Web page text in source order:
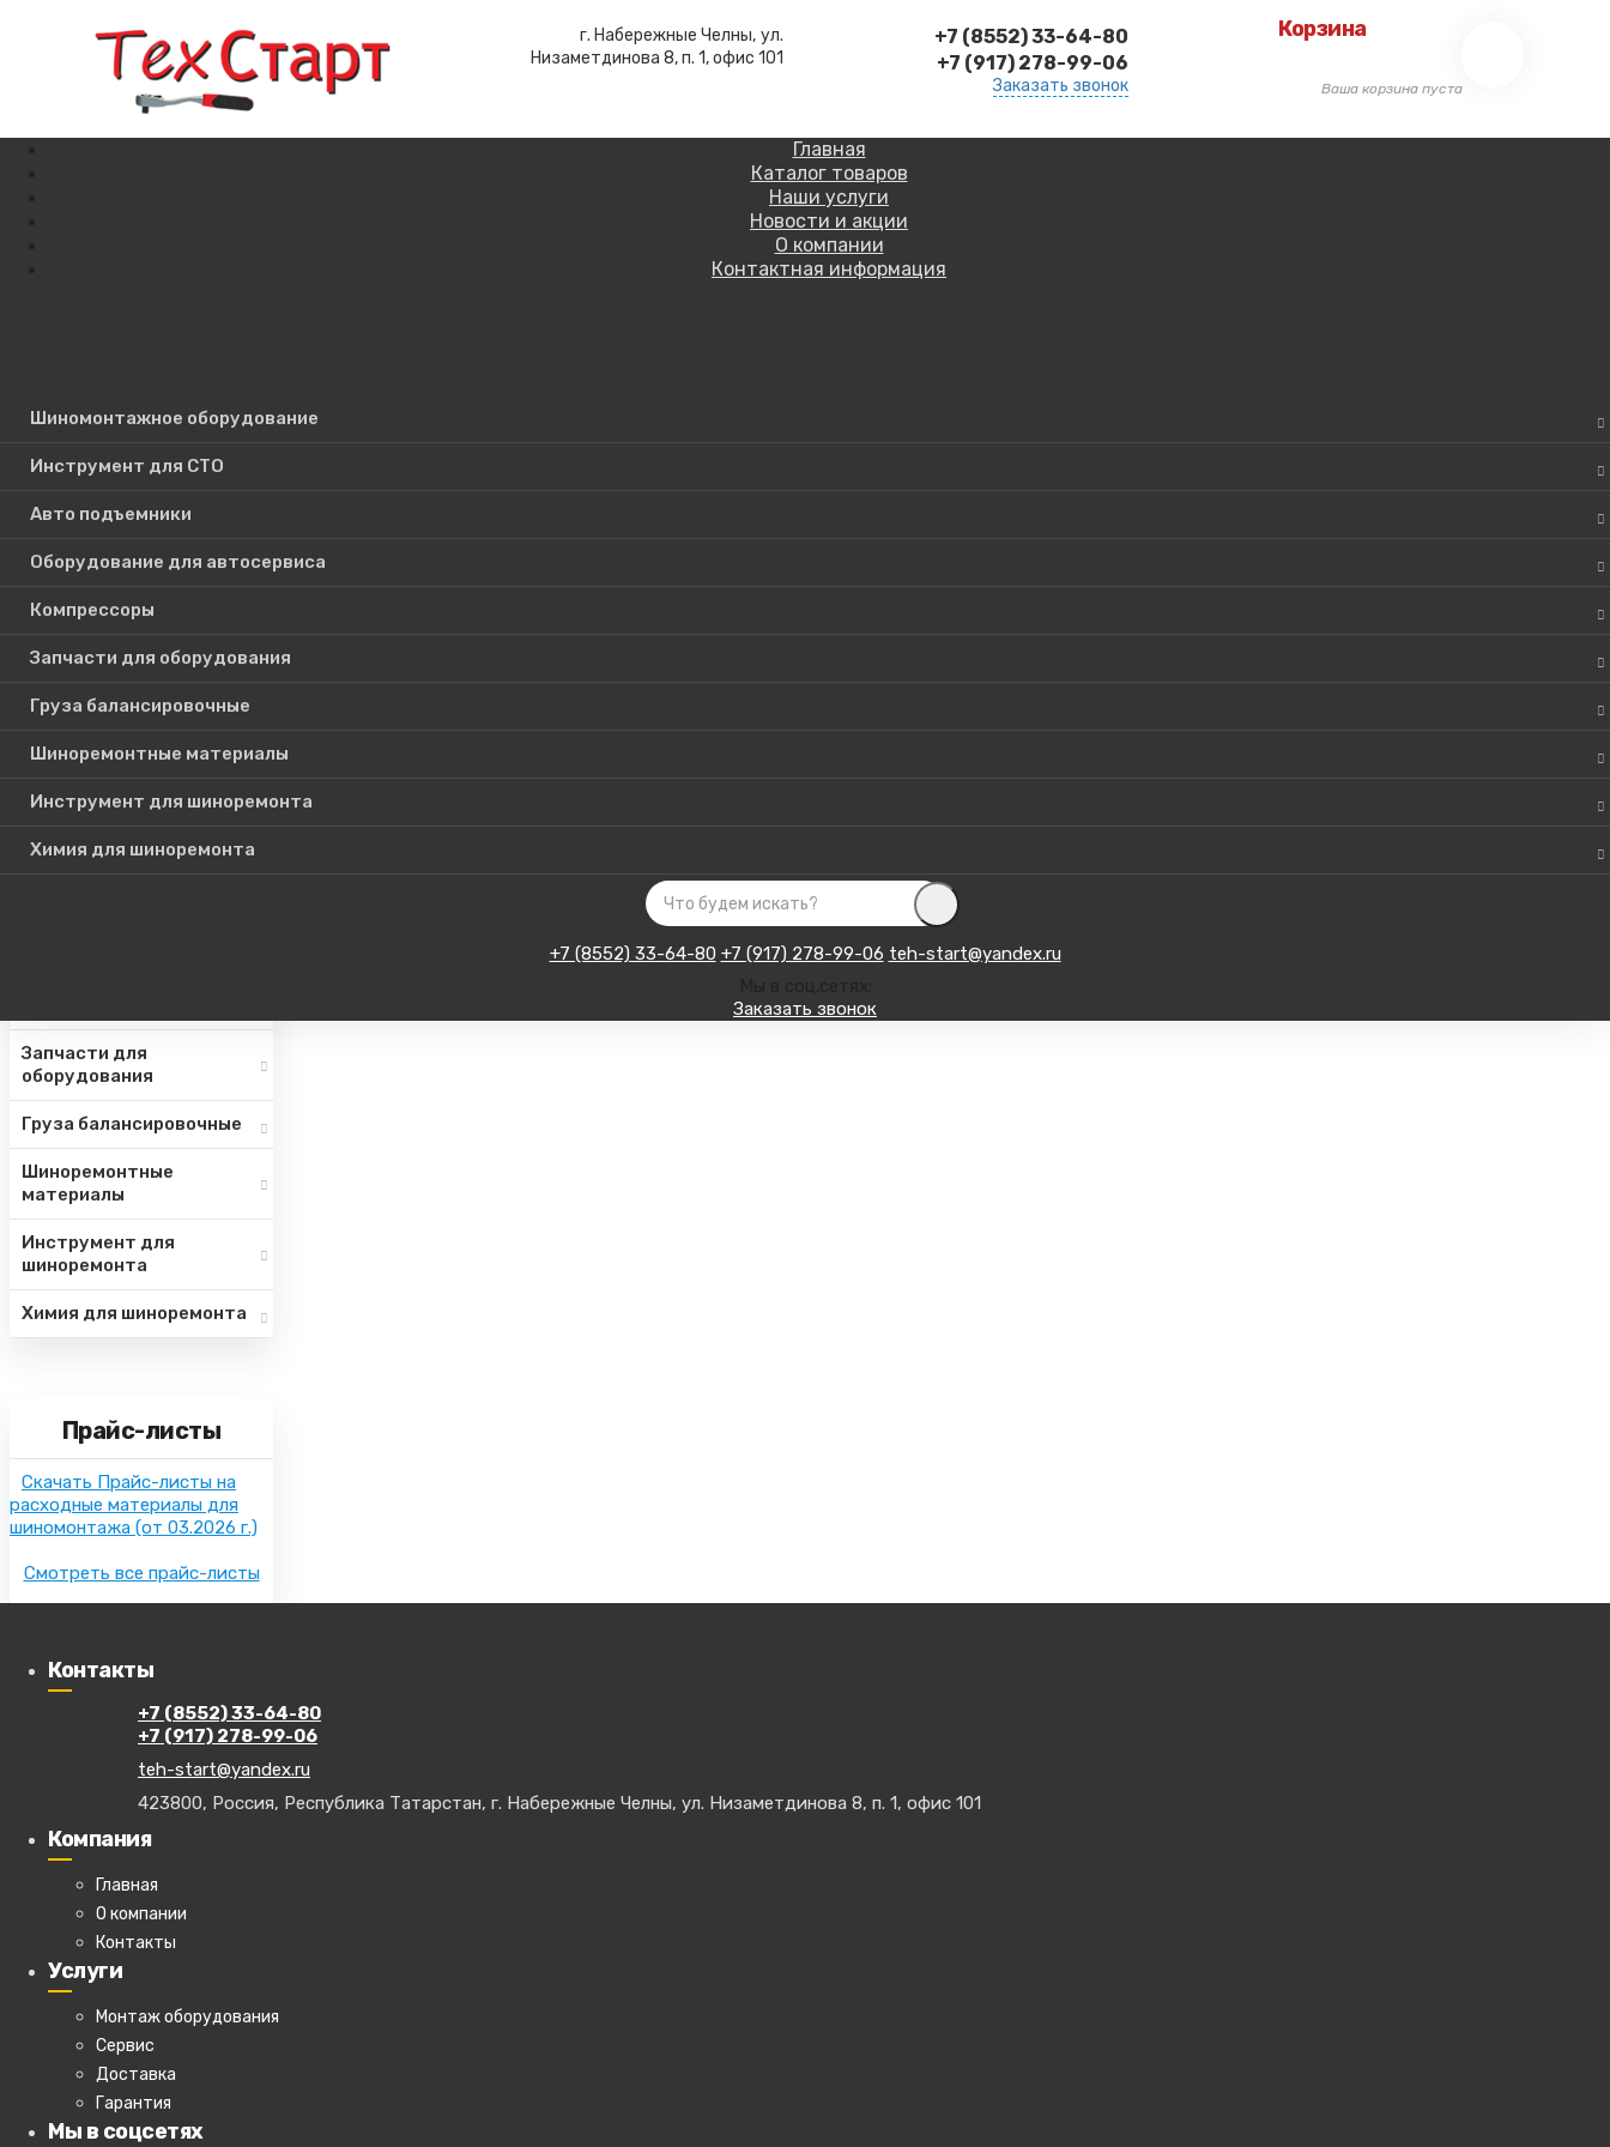
г. Набережные Челны, ул.
Низаметдинова 8, п. 1, офис 101
+7 (8552) 33-64-80
+7 (917) 278-99-06
Заказать звонок
Корзина
Ваша корзина пуста
Главная
Каталог товаров
Наши услуги
Новости и акции
О компании
Контактная информация
Шиномонтажное оборудование
Инструмент для СТО
Авто подъемники
Оборудование для автосервиса
Компрессоры
Запчасти для оборудования
Груза балансировочные
Шиноремонтные материалы
Инструмент для шиноремонта
Химия для шиноремонта
+7 (8552) 33-64-80 +7 (917) 278-99-06 teh-start@yandex.ru
Заказать звонок
Поиск по сайту
Каталог
Шиномонтажное
оборудование
Инструмент для СТО
Запчасти для
оборудования
Груза балансировочные
Шиноремонтные
материалы
Инструмент для
шиноремонта
Химия для шиноремонта
Прайс-листы
Скачать Прайс-листы на
расходные материалы для
шиномонтажа (от 03.2026 г.)
Смотреть все прайс-листы
Верстак с двумя тумбами (4 ящика-7 ящиков) (Арт. ВД-4/7)
Размеры: 1900х700х840(h).
Просмотров:727
Share
Контакты
+7 (8552) 33-64-80
+7 (917) 278-99-06
teh-start@yandex.ru
423800, Россия, Республика Татарстан, г. Набережные Челны, ул. Низаметдинова 8, п. 1, офис 101
Компания
Главная
О компании
Контакты
Услуги
Монтаж оборудования
Сервис
Доставка
Гарантия
Мы в соцсетях